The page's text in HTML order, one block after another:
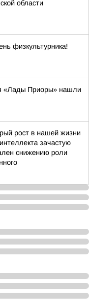
области
физкультурника!
«Лады Приоры» нашли
рост в нашей жизни
зачастую
снижению роли